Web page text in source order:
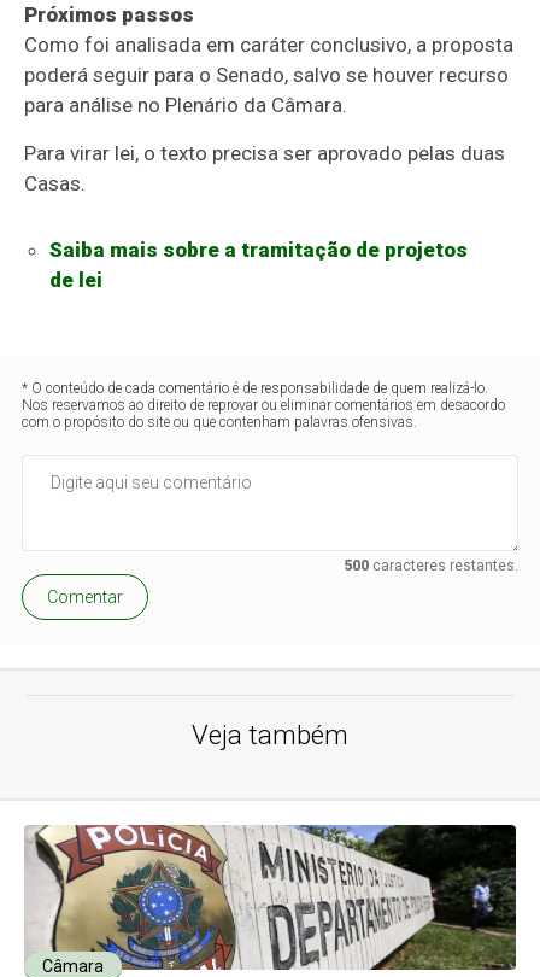
Próximos passos
Como foi analisada em caráter conclusivo, a proposta
poderá seguir para o Senado, salvo se houver recurso
para análise no Plenário da Câmara.
Para virar lei, o texto precisa ser aprovado pelas duas
Casas.
Saiba mais sobre a tramitação de projetos
de lei
* O conteúdo de cada comentário é de responsabilidade de quem realizá-lo.
Nos reservamos ao direito de reprovar ou eliminar comentários em desacordo
com o propósito do site ou que contenham palavras ofensivas.
500caracteres restantes.
Comentar
Veja também
Câmara